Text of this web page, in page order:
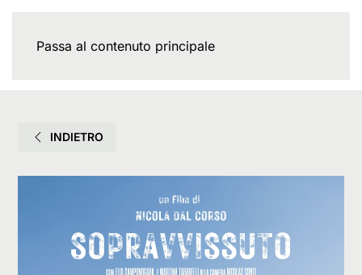
Passa al contenuto principale
INDIETRO